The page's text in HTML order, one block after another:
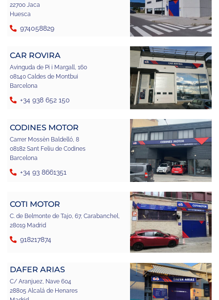
22700 Jaca
Huesca
974058829
CAR ROVIRA
Avinguda de Pi i Margall, 160
08140 Caldes de Montbui
Barcelona
+34 938 652 150
CODINES MOTOR
Carrer Mossèn Baldelló, 8
08182 Sant Feliu de Codines
Barcelona
+34 93 8661351
COTI MOTOR
C. de Belmonte de Tajo, 67, Carabanchel,
28019 Madrid
918217874
DAFER ARIAS
C/ Aranjuez, Nave 604
28805 Alcalá de Henares